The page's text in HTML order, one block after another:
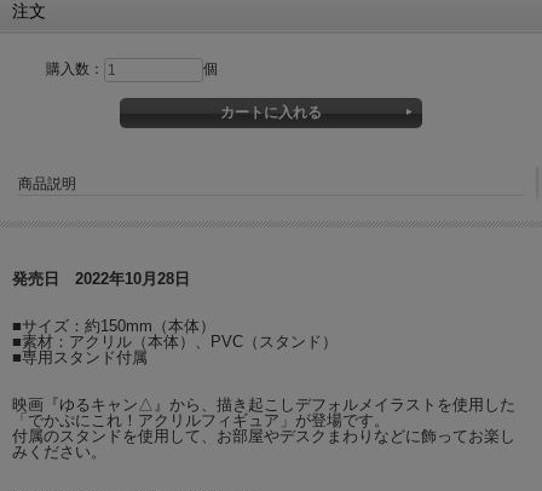
注文
購入数： 個
商品説明
発売日 2022年10月28日
■サイズ：約150mm（本体）
■素材：アクリル（本体）、PVC（スタンド）
■専用スタンド付属
映画『ゆるキャン△』から、描き起こしデフォルメイラストを使用した
「でかぷにこれ！アクリルフィギュア」が登場です。
付属のスタンドを使用して、お部屋やデスクまわりなどに飾ってお楽し
みください。